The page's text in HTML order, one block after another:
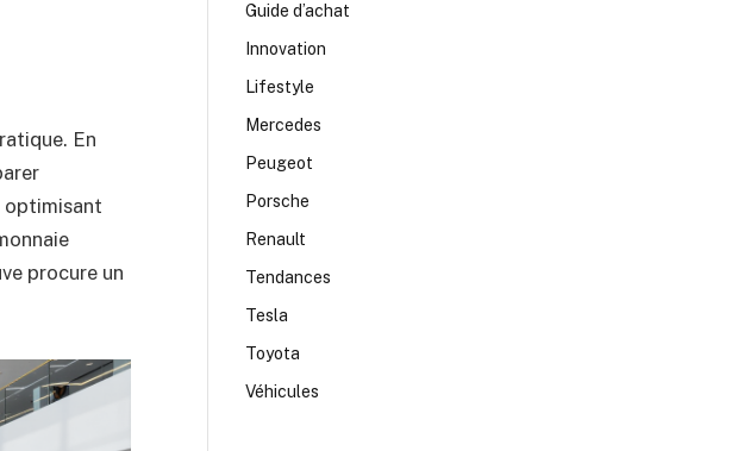
En
optimisant
procure un
Guide d’achat
Innovation
Lifestyle
Mercedes
Peugeot
Porsche
Renault
Tendances
Tesla
Toyota
Véhicules